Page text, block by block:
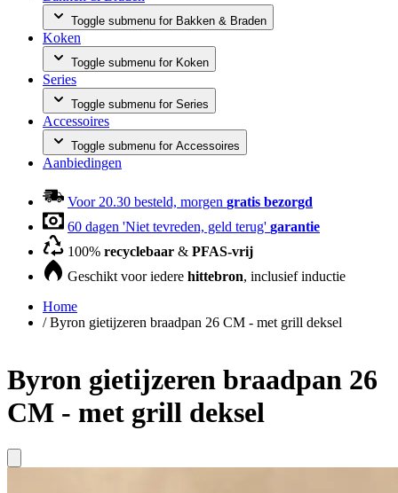
Toggle submenu for Bakken & Braden
Koken
Toggle submenu for Koken
Series
Toggle submenu for Series
Accessoires
Toggle submenu for Accessoires
Aanbiedingen
Voor 20.30 besteld, morgen gratis bezorgd
60 dagen 'Niet tevreden, geld terug' garantie
100% recyclebaar & PFAS-vrij
Geschikt voor iedere hittebron, inclusief inductie
Home
/ Byron gietijzeren braadpan 26 CM - met grill deksel
Byron gietijzeren braadpan 26
CM - met grill deksel